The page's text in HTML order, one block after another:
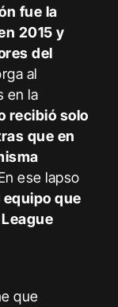
fue la
2015 y
del
al
en la
recibió solo
que en
ese lapso
que
que